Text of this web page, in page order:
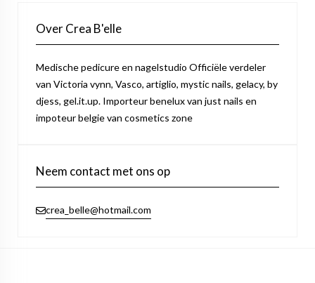
Over Crea B'elle
Medische pedicure en nagelstudio Officiële verdeler
van Victoria vynn, Vasco, artiglio, mystic nails, gelacy, by
djess, gel.it.up. Importeur benelux van just nails en
impoteur belgie van cosmetics zone
Neem contact met ons op
crea_belle@hotmail.com